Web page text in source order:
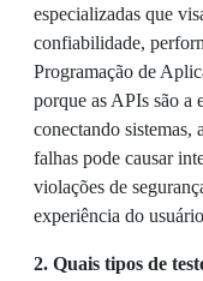
especializadas que
confiabilidade,
Programação de
porque as APIs são a
conectando
falhas pode causar
violações de
experiência do
2. Quais tipos de